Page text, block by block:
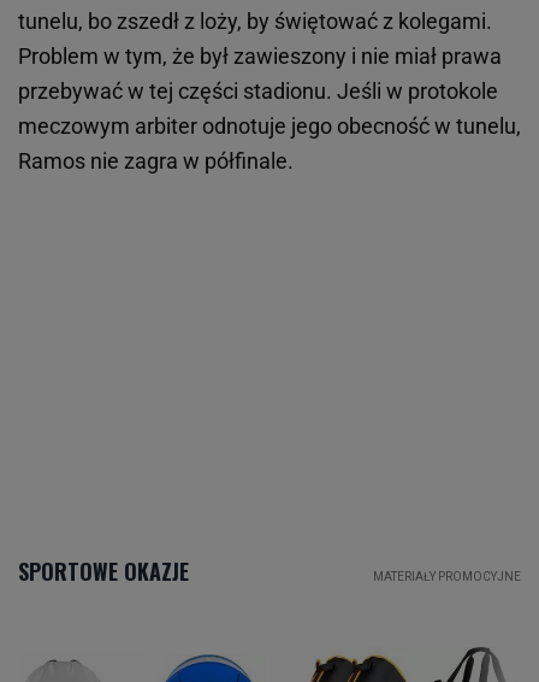
tunelu, bo zszedł z loży, by świętować z kolegami.
Problem w tym, że był zawieszony i nie miał prawa
przebywać w tej części stadionu. Jeśli w protokole
meczowym arbiter odnotuje jego obecność w tunelu,
Ramos nie zagra w półfinale.